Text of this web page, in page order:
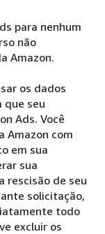
para nenhum
não
Amazon.
os dados
que seu
Ads. Você
Amazon com
em sua
sua
rescisão de seu
solicitação,
todo
excluir os